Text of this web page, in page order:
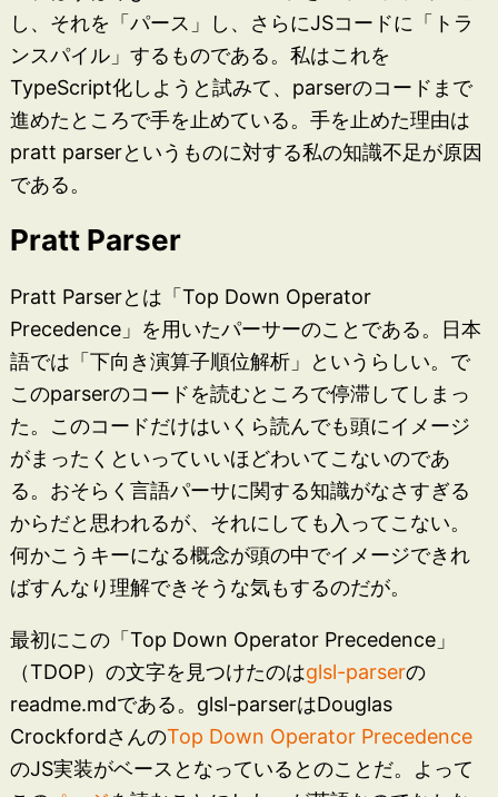
し、それを「パース」し、さらにJSコードに「トラ
ンスパイル」するものである。私はこれを
TypeScript化しようと試みて、parserのコードまで
進めたところで手を止めている。手を止めた理由は
pratt parserというものに対する私の知識不足が原因
である。
Pratt Parser
Pratt Parserとは「Top Down Operator
Precedence」を用いたパーサーのことである。日本
語では「下向き演算子順位解析」というらしい。で
このparserのコードを読むところで停滞してしまっ
た。このコードだけはいくら読んでも頭にイメージ
がまったくといっていいほどわいてこないのであ
る。おそらく言語パーサに関する知識がなさすぎる
からだと思われるが、それにしても入ってこない。
何かこうキーになる概念が頭の中でイメージできれ
ばすんなり理解できそうな気もするのだが。
最初にこの「Top Down Operator Precedence」
（TDOP）の文字を見つけたのはglsl-parserの
readme.mdである。glsl-parserはDouglas
CrockfordさんのTop Down Operator Precedence
のJS実装がベースとなっているとのことだ。よって